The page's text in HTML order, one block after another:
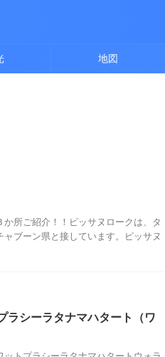
地図
所ご紹介！！ピッサヌロークは、タ
ブーン県と接しています。ピッサヌ
ラシーラタナマハタート（ワ